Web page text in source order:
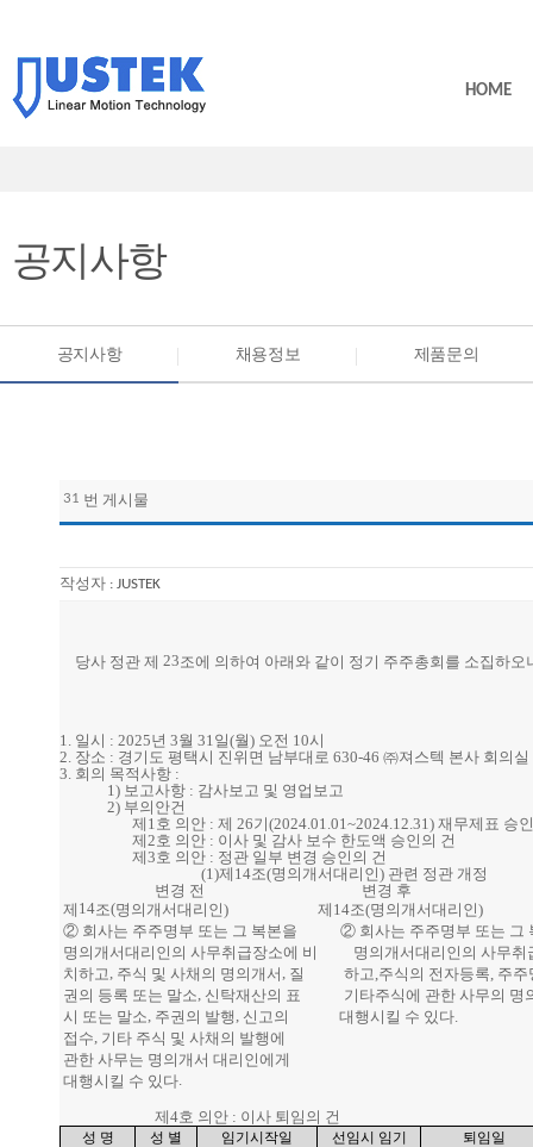
HOME
공지사항
공지사항 채용정보 제품문의
31 번 게시물
작성자 : JUSTEK
당사 정관 제 23조에 의하여 아래와 같이 정기 주주총회를 소집하
1. 일시 : 2025년 3월 31일(월) 오전 10시
2. 장소 : 경기도 평택시 진위면 남부대로 630-46 ㈜져스텍 본사 회의실
3. 회의 목적사항 :
1) 보고사항 : 감사보고 및 영업보고
2) 부의안건
제 1호 의안 : 제 26기(2024.01.01~2024.12.31) 재무제표 승
제2호 의안 : 이사 및 감사 보수 한도액 승인의 건
제3호 의안 : 정관 일부 변경 승인의 건
(1)제 14조(명의개서대리인) 관련 정관 개정
변경 전
변경 후
제 14조(명의개서대리인) 제14조(명의개서대리인)
② 회사는 주주명부 또는 그 복본을 ② 회사는 주주명부 또는 그
명의개서대리인의 사무취급장소에 비 명의개서대리인의 사무취
치하고, 주식 및 사채의 명의개서 , 질 하고,주식의 전자등록, 주주
권의 등록 또는 말소, 신탁재산의 표 기타주식에 관한 사무의 명
시 또는 말소, 주권의 발행 , 신고의 대행시킬 수 있다.
접수, 기타 주식 및 사채의 발행에
관한 사무는 명의개서 대리인에게
대행시킬 수 있다.
제4호 의안 : 이사 퇴임의 건
성 명 성 별 임기시작일 선임시 임기
퇴임일